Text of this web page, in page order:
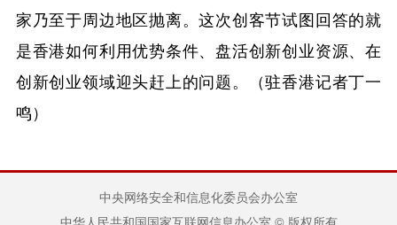
家乃至于周边地区抛离。这次创客节试图回答的就
是香港如何利用优势条件、盘活创新创业资源、在
创新创业领域迎头赶上的问题。（驻香港记者丁一
鸣）
中央网络安全和信息化委员会办公室